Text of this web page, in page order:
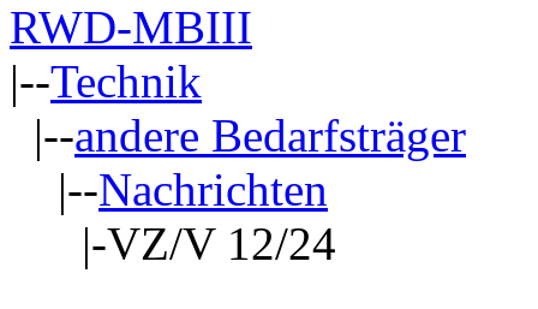
RWD-MBIII
|--Technik
|--andere Bedarfsträger
|--Nachrichten
|-VZ/V 12/24